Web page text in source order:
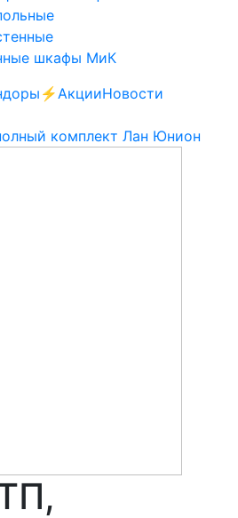
шкафы МиК
⚡️АкцииНовости
комплект Лан Юнион